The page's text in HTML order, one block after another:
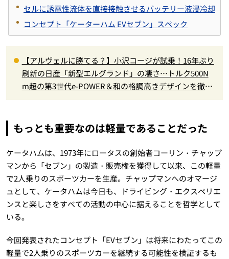
セルに誘電性流体を直接接触させるバッテリー液浸冷却
コンセプト「ケーターハム EVセブン」スペック
【アルヴェルに勝てる？】小沢コージが試乗！16年ぶり
刷新の日産「新型エルグランド」の凄さ…トルク500N
m超の第3世代e-POWER＆和の格調高きデザインを徹底
もっとも重要なのは軽量であることだった
ケータハムは、1973年にロータスの創始者コーリン・チャップ
マンから「セブン」の製造・販売権を獲得して以来、この軽量
で2人乗りのスポーツカーを生産。チャップマンへのオマージ
ュとして、ケータハムは今日も、ドライビング・エクスペリエ
ンスと楽しさをすべての活動の中心に据えることを哲学として
いる。
今回発表されたコンセプト「EVセブン」は将来にわたってこの
軽量で2人乗りのスポーツカーを継続する可能性を検証するも